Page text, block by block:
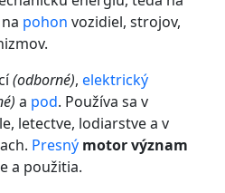
pohon vozidiel, strojov,
(odborné), elektrický
a pod. Používa sa v
letectve, lodiarstve a v
Presný motor význam
a použitia.